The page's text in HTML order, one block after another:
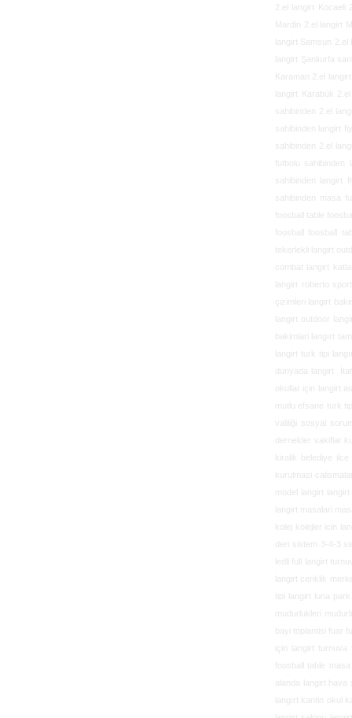
2.el langirt
Mardin 2.el langirt
langirt Samsun
langirt Şanlıurfa
Karaman 2.el
langirt Karabük
sahibinden 2.el
sahibinden langirt
sahibinden 2.el
futbolu
sahibinden
sahibinden masa
foosball table
foosball foosball
tekerlekli langirt
combat langirt
langirt roberto
çizimleri langirt
langirt outdoor
bakimlari langırt
langirt turk tipi
dünyada langirt
okullar için langirt
mutlu efsane turk
valiliği sosyal
dernekler vakiflar
kiralik belediye
kurulmasi
model langirt
langirt masalari
kolej kolejler icin
deri sistem 3-4-3
ledli full langirt
langirt cenklik
tipi langirt luna
mudurlukleri
bayi toplantisi fuar
için langirt
foosball table
alanda langirt
langırt kantin okul